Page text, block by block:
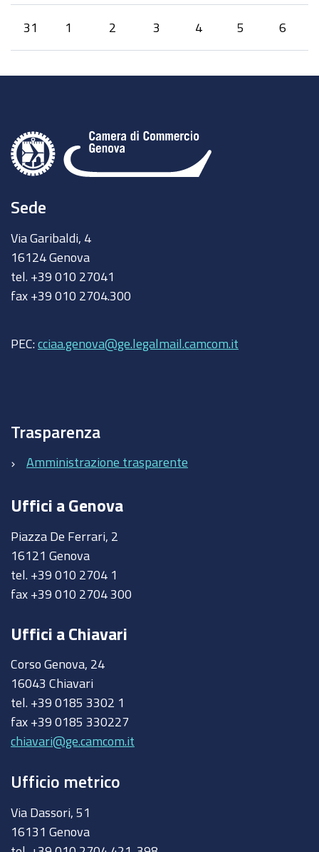
31 1 2 3 4 5 6
Sede
Via Garibaldi, 4
16124 Genova
tel. +39 010 27041
fax +39 010 2704.300
PEC: cciaa.genova@ge.legalmail.camcom.it
Trasparenza
Amministrazione trasparente
Uffici a Genova
Piazza De Ferrari, 2
16121 Genova
tel. +39 010 2704 1
fax +39 010 2704 300
Uffici a Chiavari
Corso Genova, 24
16043 Chiavari
tel. +39 0185 3302 1
fax +39 0185 330227
chiavari@ge.camcom.it
Ufficio metrico
Via Dassori, 51
16131 Genova